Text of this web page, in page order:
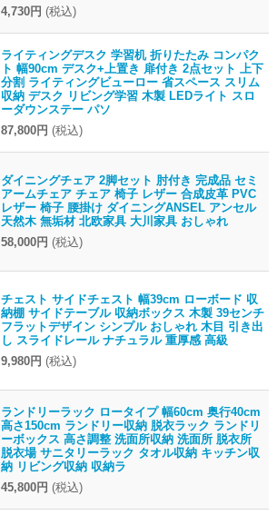
4,730円 (税込)
ライティングデスク 学習机 折りたたみ コンパク
ト 幅90cm デスク+上置き 扉付き 2点セット 上下
分割 ライティングビューロー 省スペース スリム
収納 デスク リビング学習 木製 LEDライト スロ
ーダウンステー パソ
87,800円 (税込)
ダイニングチェア 2脚セット 肘付き 完成品 セミ
アームチェア チェア 椅子 レザー 合成皮革 PVC
レザー 椅子 腰掛け ダイニングANSEL アンセル
天然木 無垢材 北欧家具 大川家具 おしゃれ
58,000円 (税込)
チェスト サイドチェスト 幅39cm ローボード 収
納棚 サイドテーブル 収納ボックス 木製 39センチ
フラットデザイン シンプル おしゃれ 木目 引き出
し スライドレール ナチュラル 重厚感 高級
9,980円 (税込)
ランドリーラック ロータイプ 幅60cm 奥行40cm
高さ150cm ランドリー収納 脱衣ラック ランドリ
ーボックス 高さ調整 洗面所収納 洗面所 脱衣所
脱衣場 サニタリーラック タオル収納 キッチン収
納 リビング収納 収納ラ
45,800円 (税込)